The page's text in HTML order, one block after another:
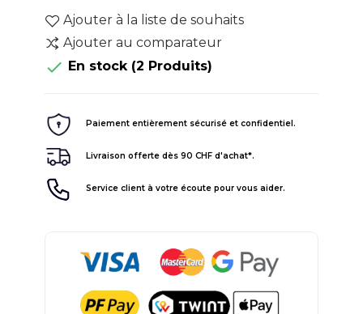
Ajouter à la liste de souhaits
Ajouter au comparateur
 En stock (2 Produits)
Paiement entièrement sécurisé et confidentiel.
Livraison offerte dès 90 CHF d'achat*.
Service client à votre écoute pour vous aider.